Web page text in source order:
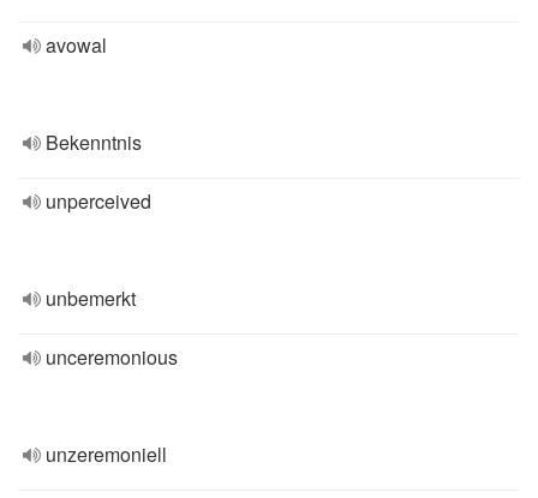
avowal
Bekenntnis
unperceived
unbemerkt
unceremonious
unzeremoniell